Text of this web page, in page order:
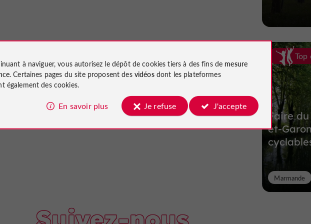
Top
Faire
et-
Marmande
à naviguer, vous autorisez le dépôt de cookies tiers à des fins de mesure
. Certaines pages du site proposent des vidéosdont les plateformes
également des cookies.
En savoir plus Je refuse J'accepte